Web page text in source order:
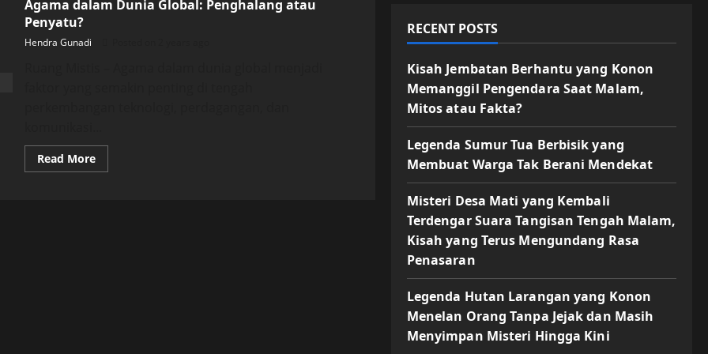
Agama dalam Dunia Global: Penghalang atau
Penyatu?
Hendra Gunadi
Read MoreRead
more
RECENT POSTS
Kisah Jembatan Berhantu yang Konon
Memanggil Pengendara Saat Malam,
Mitos atau Fakta?
Legenda Sumur Tua Berbisik yang
Membuat Warga Tak Berani Mendekat
Misteri Desa Mati yang Kembali
Terdengar Suara Tangisan Tengah Malam,
Kisah yang Terus Mengundang Rasa
Penasaran
Legenda Hutan Larangan yang Konon
Menelan Orang Tanpa Jejak dan Masih
Menyimpan Misteri Hingga Kini